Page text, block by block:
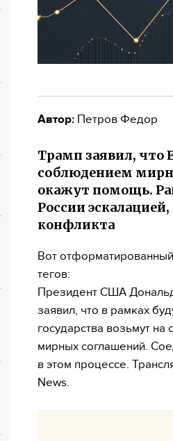
Автор: Петров Федор
Трамп заявил, что
соблюдением
окажут помощь.
России
конфликта
Вот
тегов:
Президент США
заявил, что в рамках
государства возьмут
мирных соглашений.
в этом процессе.
News.